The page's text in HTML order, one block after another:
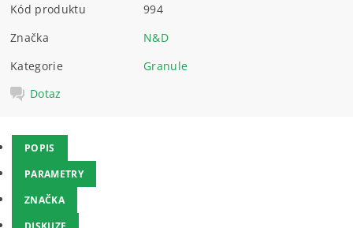
Kód produktu
994
Značka
N&D
Kategorie
Granule
Dotaz
POPIS
PARAMETRY
ZNAČKA